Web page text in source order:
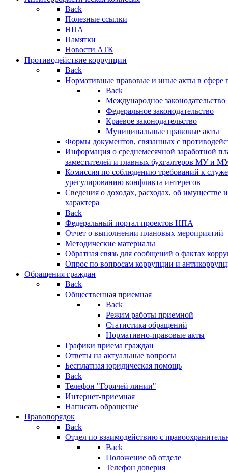
Back
Полезные ссылки
НПА
Памятки
Новости АТК
Противодействие коррупции
Back
Нормативные правовые и иные акты в сфере
Back
Международное законодательство
Федеральное законодательство
Краевое законодательство
Муниципальные правовые акты
Формы документов, связанных с
Информация о среднемесячной заработной
заместителей и главных бухгалтеров МУ и
Комиссия по соблюдению требований к
урегулированию конфликта интересов
Сведения о доходах, расходах, об имуществе
характера
Back
Федеральный портал проектов НПА
Отчет о выполнении плановых мероприятий
Методические материалы
Обратная связь для сообщений о фактах
Опрос по вопросам коррупции и
Обращения граждан
Back
Общественная приемная
Back
Режим работы приемной
Статистика обращений
Нормативно-правовые акты
Графики приема граждан
Ответы на актуальные вопросы
Бесплатная юридическая помощь
Back
Телефон "Горячей линии"
Интернет-приемная
Написать обращение
Правопорядок
Back
Отдел по взаимодействию с
Back
Положение об отделе
Телефон доверия